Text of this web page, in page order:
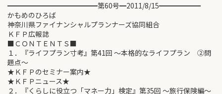
━━━━━━━━━━━━━第60号━2011/8/15━━━━━━
かもめのひろば
神奈川県ファイナンシャルプランナーズ協同組合
ＫＦＰ広報誌
■ＣＯＮＴＥＮＴＳ■
１．『ライフプラン寸考』第41回 ～本格的なライフプラン ②問
題点～
★ＫＦＰのセミナー案内★
★ＫＦＰニュース★
２．『くらしに役立つ「マネー力」検定』第35回 ～旅行保険編～